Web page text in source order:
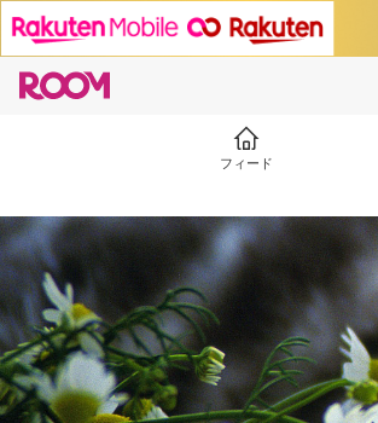
フィード